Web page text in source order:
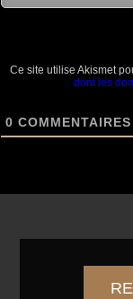
Ce site utilise Akismet
dont les
0 COMMENTAIRES